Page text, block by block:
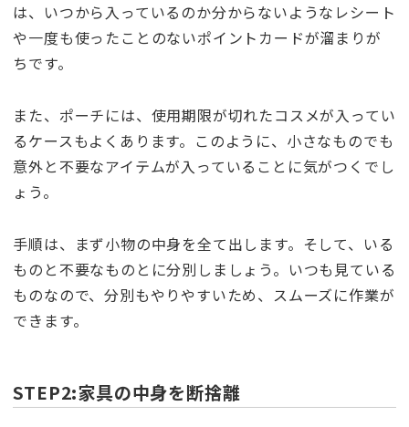
は、いつから入っているのか分からないようなレシート
や一度も使ったことのないポイントカードが溜まりが
ちです。
また、ポーチには、使用期限が切れたコスメが入ってい
るケースもよくあります。このように、小さなものでも
意外と不要なアイテムが入っていることに気がつくでし
ょう。
手順は、まず小物の中身を全て出します。そして、いる
ものと不要なものとに分別しましょう。いつも見ている
ものなので、分別もやりやすいため、スムーズに作業が
できます。
STEP2:家具の中身を断捨離